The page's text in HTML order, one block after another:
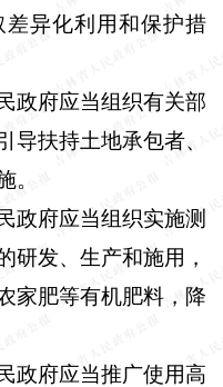
异化利用和保护措
政府应当组织有关部
导扶持土地承包者、
。
政府应当组织实施测
研发、生产和施用，
家肥等有机肥料，降
政府应当推广使用高